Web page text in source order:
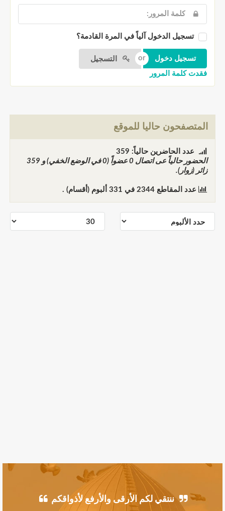
تسجيل الدخول آلياً في المرة القادمة؟
التسجيل
فقدت كلمة المرور
المتصفحون حاليا للموقع
عدد الحاضرين حالياً: 359
الحضور حالياً عى اتصال 0 عضواً (0 في الوضع الخفي) و
359
زائر (زوار).
عدد المقاطع2344 في 331 ألبوم (أقسام) .
ننتقي لكم الأرقى والأرفع لأذواقكم